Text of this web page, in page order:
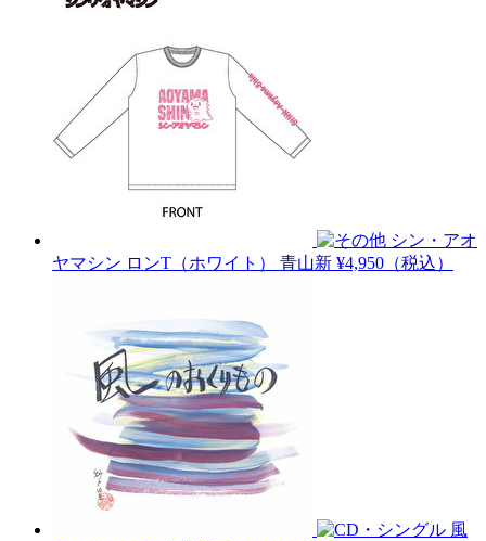
シン・アオ
ヤマシン ロンT（ホワイト） 青山新 ¥4,950（税込）
風